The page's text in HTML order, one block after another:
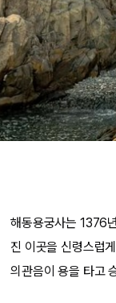
해동용궁사는 1376
진 이곳을 신령스럽
의관음이 용을 타고